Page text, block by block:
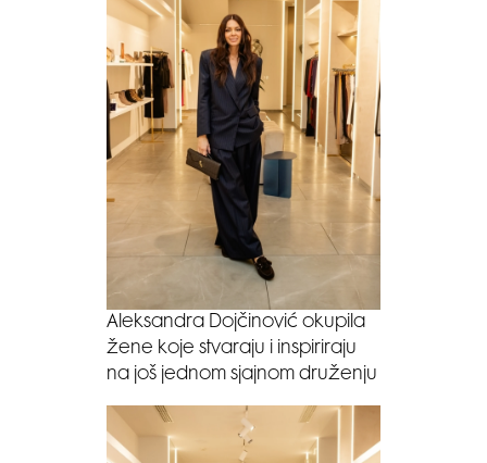
Aleksandra Dojčinović okupila
žene koje stvaraju i inspiriraju
na još jednom sjajnom druženju